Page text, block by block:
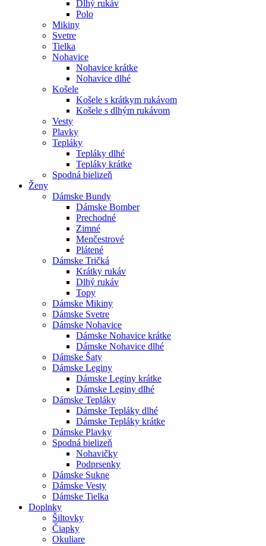
Dlhý rukáv
Polo
Mikiny
Svetre
Tielka
Nohavice
Nohavice krátke
Nohavice dlhé
Košele
Košele s krátkym rukávom
Košele s dlhým rukávom
Vesty
Plavky
Tepláky
Tepláky dlhé
Tepláky krátke
Spodná bielizeň
Ženy
Dámske Bundy
Dámske Bomber
Prechodné
Zimné
Menčestrové
Plátené
Dámske Tričká
Krátky rukáv
Dlhý rukáv
Topy
Dámske Mikiny
Dámske Svetre
Dámske Nohavice
Dámske Nohavice krátke
Dámske Nohavice dlhé
Dámske Šaty
Dámske Leginy
Dámske Leginy krátke
Dámske Leginy dlhé
Dámske Tepláky
Dámske Tepláky dlhé
Dámske Tepláky krátke
Dámske Plavky
Spodná bielizeň
Nohavičky
Podprsenky
Dámske Sukne
Dámske Vesty
Dámske Tielka
Doplnky
Šiltovky
Čiapky
Okuliare